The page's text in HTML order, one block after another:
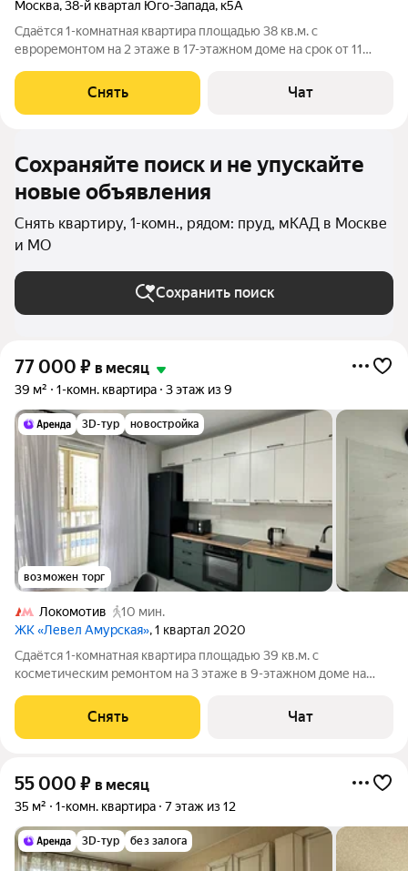
Москва,38-й квартал Юго-Запада, к5А
Сдаётся 1-комнатная квартира площадью 38 кв.м. с
евроремонтом на 2 этаже в 17-этажном доме на срок от 11
Стиральная машина Холодильник Микроволновка Дом -
панельный, окна выходят на улицу. Есть
Снять Чат
Сохраняйте поиск и не упускайте
новые объявления
Снять квартиру, 1-комн., рядом: пруд, мКАД в Москве
и МО
Сохранить поиск
77 000 ₽ в месяц
39 м² 1-комн. квартира 3 этаж из 9
3D-тур новостройка
возможен торг
Локомотив
10 мин.
ЖК «Левел Амурская», 1 квартал 2020
Сдаётся 1-комнатная квартира площадью 39 кв.м. с
косметическим ремонтом на 3 этаже в 9-этажном доме на
Стиральная машина Холодильник Посудомоечная машина
Кондиционер Микроволновка Дом
Снять Чат
55 000 ₽ в месяц
35 м² 1-комн. квартира 7 этаж из 12
3D-тур без залога